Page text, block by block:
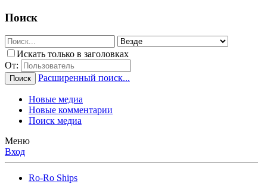
Поиск
Искать только в заголовках
От:
Поиск Расширенный поиск...
Новые медиа
Новые комментарии
Поиск медиа
Меню
Вход
Ro-Ro Ships